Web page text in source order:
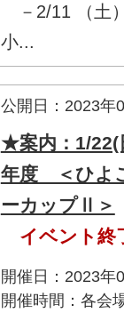
－2/11 （土
小...
公開日：2023年
★案内：1/
年度 ＜ひよ
ーカップⅡ＞
イベント終
開催日：2023年
開催時間：各会